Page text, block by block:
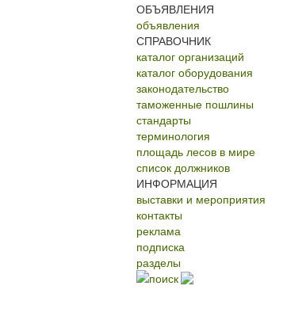
ОБЪЯВЛЕНИЯ
объявления
СПРАВОЧНИК
каталог организаций
каталог оборудования
законодательство
таможенные пошлины
стандарты
терминология
площадь лесов в мире
список должников
ИНФОРМАЦИЯ
выставки и мероприятия
контакты
реклама
подписка
разделы
поиск